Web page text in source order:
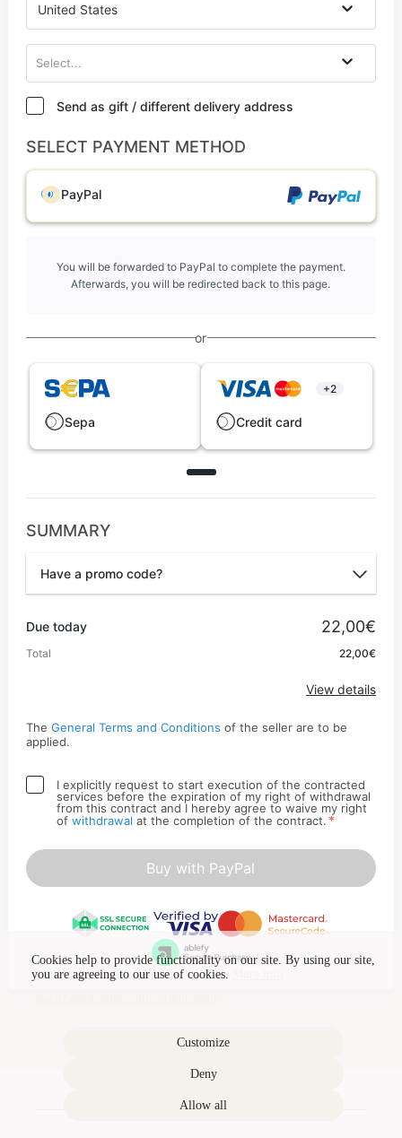
United States
Select...
Send as gift / different delivery address
SELECT PAYMENT METHOD
PayPal
You will be forwarded to PayPal to complete the payment.
Afterwards, you will be redirected back to this page.
or
Sepa
+2
Credit card
SUMMARY
Have a promo code?
Due today 22,00€
Total 22,00€
View details
The General Terms and Conditions of the seller are to be
applied.
I explicitly request to start execution of the contracted
services before the expiration of my right of withdrawal
from this contract and I hereby agree to waive my right
of withdrawal at the completion of the contract. *
Buy with PayPal
Cookies help to provide functionality on our site. By using our site,
you are agreeing to our use of cookies.
Customize
Deny
Allow all